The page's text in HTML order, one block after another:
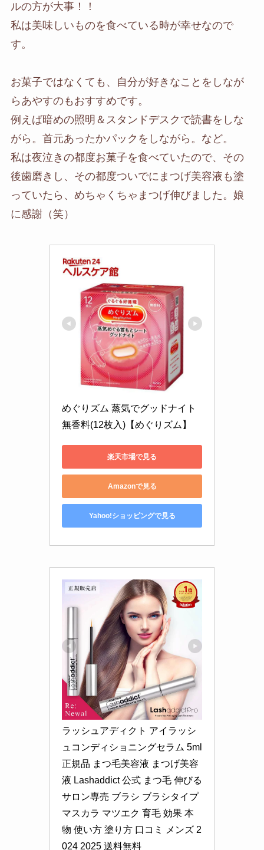
ルの方が大事！！
私は美味しいものを食べている時が幸せなので
す。
お菓子ではなくても、自分が好きなことをしなが
らあやすのもおすすめです。
例えば暗めの照明＆スタンドデスクで読書をしな
がら。首元あったかパックをしながら。など。
私は夜泣きの都度お菓子を食べていたので、その
後歯磨きし、その都度ついでにまつげ美容液も塗
っていたら、めちゃくちゃまつげ伸びました。娘
に感謝（笑）
めぐりズム 蒸気でグッドナイト
無香料(12枚入)【めぐりズム】
楽天市場で見る
Amazonで見る
Yahoo!ショッピングで見る
ラッシュアディクト アイラッシ
ュコンディショニングセラム 5ml
正規品 まつ毛美容液 まつげ美容
液 Lashaddict 公式 まつ毛 伸びる
サロン専売 ブラシ ブラシタイプ
マスカラ マツエク 育毛 効果 本
物 使い方 塗り方 口コミ メンズ 2
024 2025 送料無料